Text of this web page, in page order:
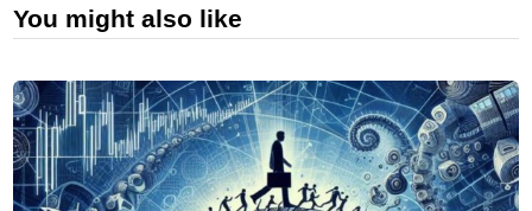
You might also like